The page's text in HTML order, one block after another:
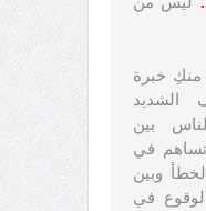
خبرة
الشديد
بين
تساهم في
وبين
في